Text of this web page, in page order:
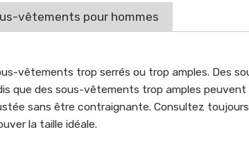
vêtements pour hommes
vêtements trop serrés ou trop amples. Des
que des sous-vêtements trop amples peuvent
sans être contraignante. Consultez
la taille idéale.